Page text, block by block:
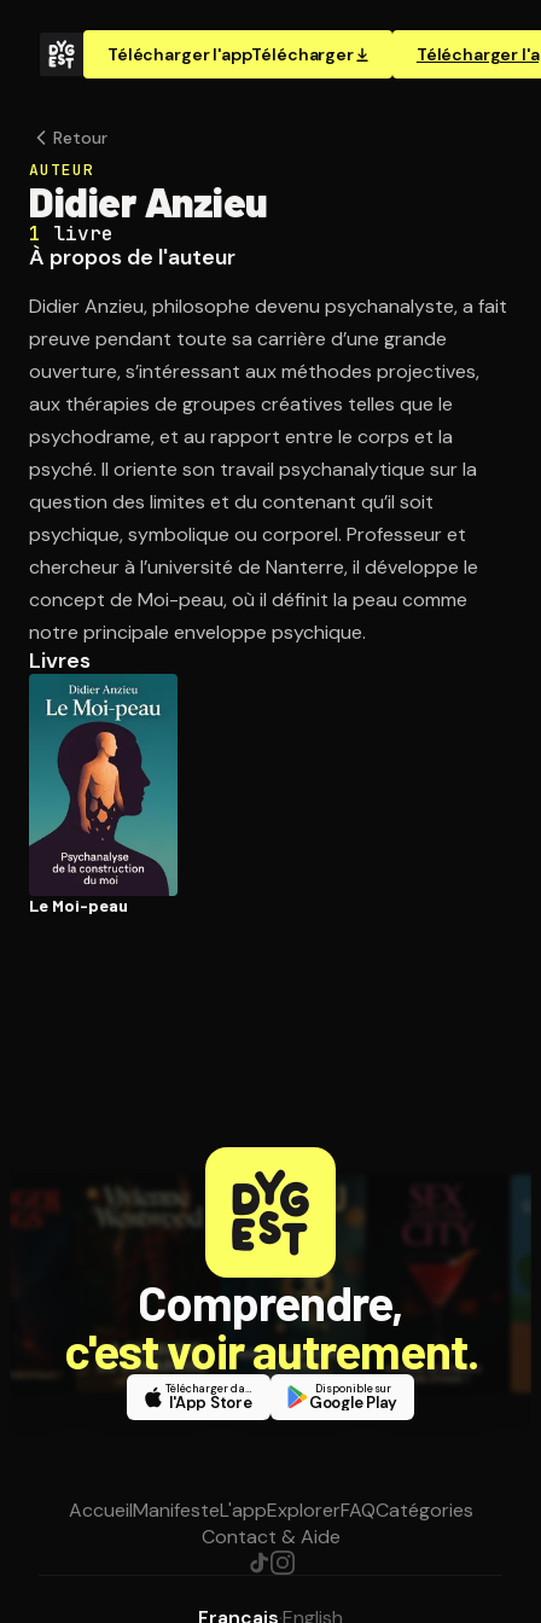
Télécharger l'appTélécharger Télécharger
Retour
AUTEUR
Didier Anzieu
1 livre
À propos de l'auteur
Didier Anzieu, philosophe devenu psychanalyste, a fait
preuve pendant toute sa carrière d’une grande
ouverture, s’intéressant aux méthodes projectives,
aux thérapies de groupes créatives telles que le
psychodrame, et au rapport entre le corps et la
psyché. Il oriente son travail psychanalytique sur la
question des limites et du contenant qu’il soit
psychique, symbolique ou corporel. Professeur et
chercheur à l’université de Nanterre, il développe le
concept de Moi-peau, où il définit la peau comme
notre principale enveloppe psychique.
Livres
Le Moi-peau
Comprendre,
c'est voir autrement.
Télécharger dans
l'App Store
Disponible sur
Google Play
AccueilManifesteL'appExplorerFAQCatégories
Contact & Aide
Français·English